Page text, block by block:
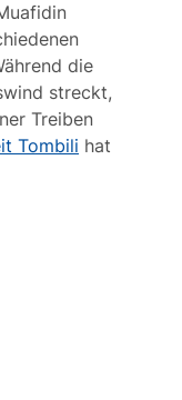
die
streckt,
Treiben
Tombili hat